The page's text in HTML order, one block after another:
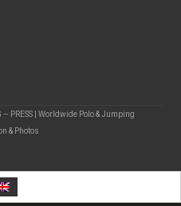
PRESS | Worldwide Polo & Jumping
& Photos